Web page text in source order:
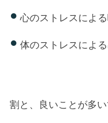
心のストレスによ
体のストレスによ
割と、良いことが多い